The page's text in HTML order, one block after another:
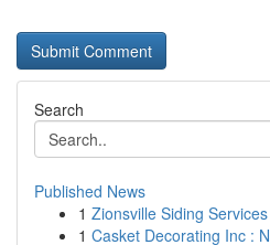
Search
Published News
1 Zionsville Siding
1 Casket Decorating Inc :